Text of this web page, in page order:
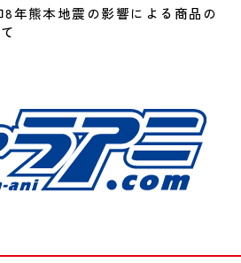
熊本地震の影響による商品の